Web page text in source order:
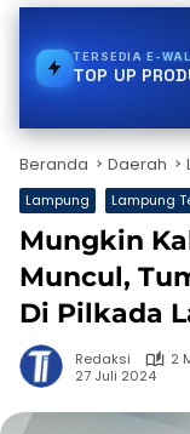
TERSEDIA
TOP UP
Beranda Daerah
Lampung Lampung
Mungkin
Muncul,
Di Pilkada
Redaksi
2
27 Juli 2024